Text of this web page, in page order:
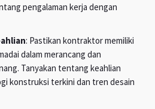
pengalaman kerja dengan
: Pastikan kontraktor memiliki
dalam merancang dan
Tanyakan tentang keahlian
konstruksi terkini dan tren desain